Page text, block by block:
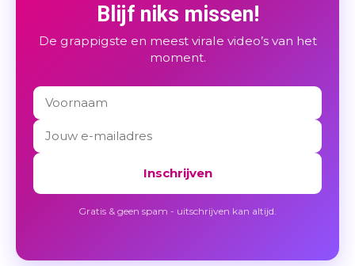
Blijf niks missen!
De grappigste en meest virale video’s van het
moment.
Inschrijven
Gratis & geen spam - uitschrijven kan altijd.